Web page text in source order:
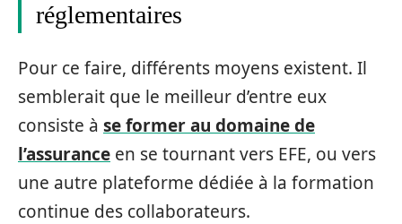
réglementaires
Pour ce faire, différents moyens existent. Il
semblerait que le meilleur d’entre eux
consiste à se former au domaine de
l’assurance en se tournant vers EFE, ou vers
une autre plateforme dédiée à la formation
continue des collaborateurs.